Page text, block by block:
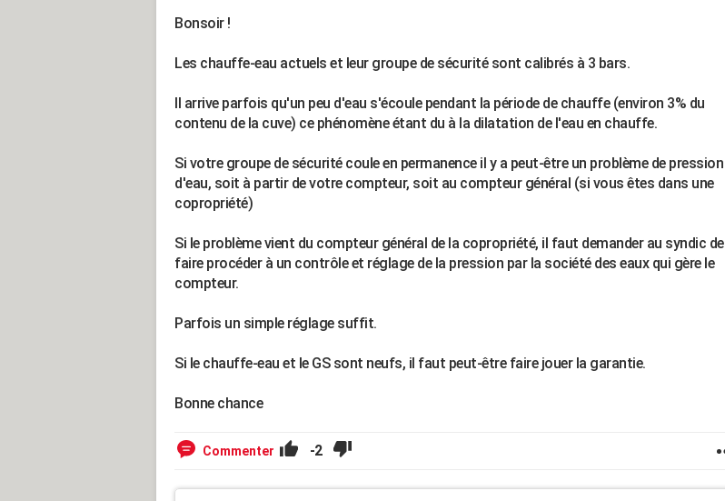
Bonsoir !
Les chauffe-eau actuels et leur groupe de sécurité sont calibrés à 3 bars.
Il arrive parfois qu'un peu d'eau s'écoule pendant la période de chauffe (environ 3% du
contenu de la cuve) ce phénomène étant du à la dilatation de l'eau en chauffe.
Si votre groupe de sécurité coule en permanence il y a peut-être un problème de pression
d'eau, soit à partir de votre compteur, soit au compteur général (si vous êtes dans une
copropriété)
Si le problème vient du compteur général de la copropriété, il faut demander au syndic de
faire procéder à un contrôle et réglage de la pression par la société des eaux qui gère le
compteur.
Parfois un simple réglage suffit.
Si le chauffe-eau et le GS sont neufs, il faut peut-être faire jouer la garantie.
Bonne chance
Commenter -2